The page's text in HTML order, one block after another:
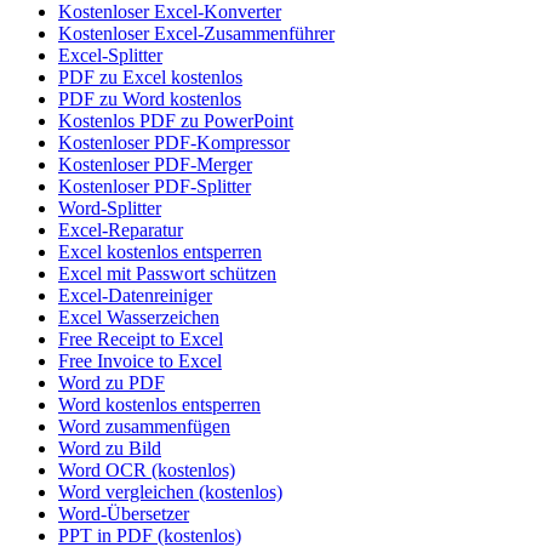
Kostenloser Excel-Konverter
Kostenloser Excel-Zusammenführer
Excel-Splitter
PDF zu Excel kostenlos
PDF zu Word kostenlos
Kostenlos PDF zu PowerPoint
Kostenloser PDF-Kompressor
Kostenloser PDF-Merger
Kostenloser PDF-Splitter
Word-Splitter
Excel-Reparatur
Excel kostenlos entsperren
Excel mit Passwort schützen
Excel-Datenreiniger
Excel Wasserzeichen
Free Receipt to Excel
Free Invoice to Excel
Word zu PDF
Word kostenlos entsperren
Word zusammenfügen
Word zu Bild
Word OCR (kostenlos)
Word vergleichen (kostenlos)
Word-Übersetzer
PPT in PDF (kostenlos)